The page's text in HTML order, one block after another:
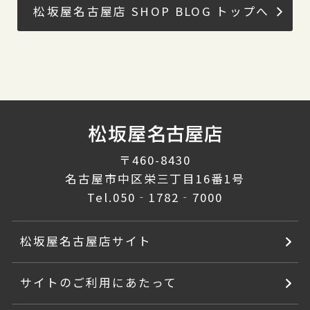
松坂屋名古屋店 SHOP BLOG トップへ
〒460-8430
名古屋市中区栄三丁目16番1号
Tel.050‐1782‐7000
松坂屋名古屋店サイト
サイトのご利用にあたって